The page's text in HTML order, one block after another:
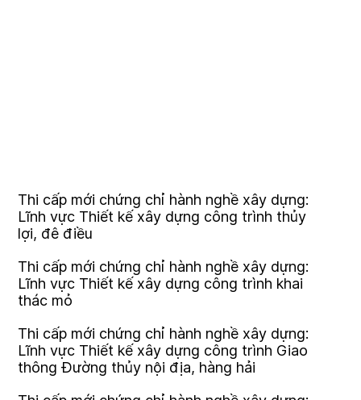
Thi cấp mới chứng chỉ hành nghề xây dựng:
Lĩnh vực Thiết kế xây dựng công trình thủy
lợi, đê điều
Thi cấp mới chứng chỉ hành nghề xây dựng:
Lĩnh vực Thiết kế xây dựng công trình khai
thác mỏ
Thi cấp mới chứng chỉ hành nghề xây dựng:
Lĩnh vực Thiết kế xây dựng công trình Giao
thông Đường thủy nội địa, hàng hải